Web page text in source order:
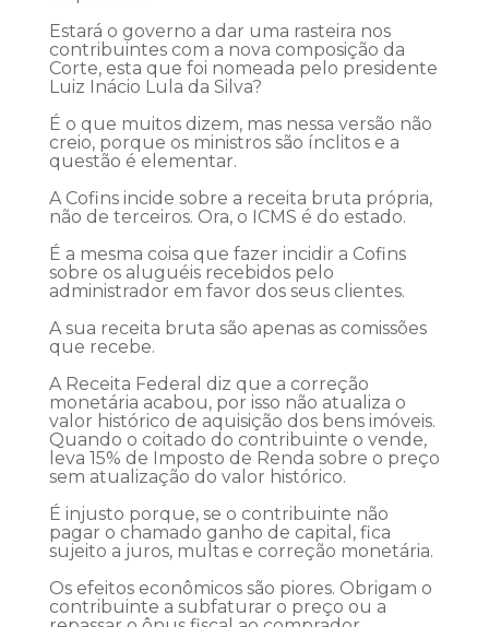
Estará o governo a dar uma rasteira nos
contribuintes com a nova composição da
Corte, esta que foi nomeada pelo presidente
Luiz Inácio Lula da Silva?
É o que muitos dizem, mas nessa versão não
creio, porque os ministros são ínclitos e a
questão é elementar.
A Cofins incide sobre a receita bruta própria,
não de terceiros. Ora, o ICMS é do estado.
É a mesma coisa que fazer incidir a Cofins
sobre os aluguéis recebidos pelo
administrador em favor dos seus clientes.
A sua receita bruta são apenas as comissões
que recebe.
A Receita Federal diz que a correção
monetária acabou, por isso não atualiza o
valor histórico de aquisição dos bens imóveis.
Quando o coitado do contribuinte o vende,
leva 15% de Imposto de Renda sobre o preço
sem atualização do valor histórico.
É injusto porque, se o contribuinte não
pagar o chamado ganho de capital, fica
sujeito a juros, multas e correção monetária.
Os efeitos econômicos são piores. Obrigam o
contribuinte a subfaturar o preço ou a